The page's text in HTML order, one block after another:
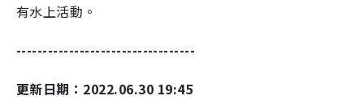
有水上活動。
----------------------------------
更新日期：2022.06.30 19:45